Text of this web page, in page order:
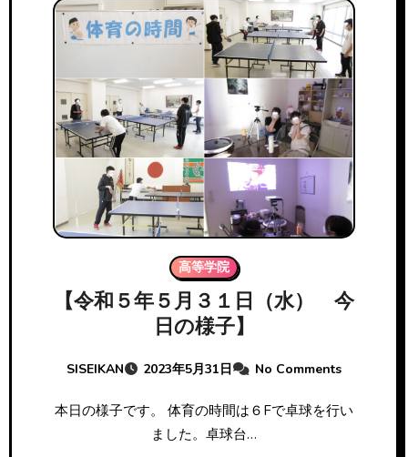
高等学院
【令和５年５月３１日（水） 今
日の様子】
SISEIKAN 2023年5月31日 No Comments
本日の様子です。 体育の時間は６Fで卓球を行い
ました。卓球台…